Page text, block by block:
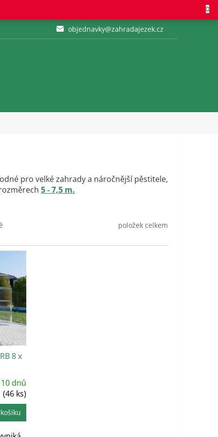
objednavky@zahradajezek.cz
pro velké zahrady a náročnější pěstitele,
5 - 7,5 m.
položek celkem
8 x
dnů
(46 ks)